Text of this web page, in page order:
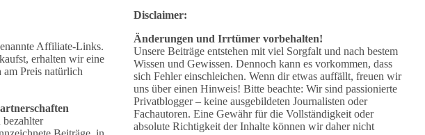
Affiliate-Links.
erhalten wir eine
Preis natürlich
bezahlter
Disclaimer:
Änderungen und Irrtümer vorbehalten!
Unsere Beiträge entstehen mit viel Sorgfalt und nach bestem
Wissen und Gewissen. Dennoch kann es vorkommen, dass
sich Fehler einschleichen. Wenn dir etwas auffällt, freuen wir
uns über einen Hinweis! Bitte beachte: Wir sind passionierte
Privatblogger – keine ausgebildeten Journalisten oder
Fachautoren. Eine Gewähr für die Vollständigkeit oder
absolute Richtigkeit der Inhalte können wir daher nicht